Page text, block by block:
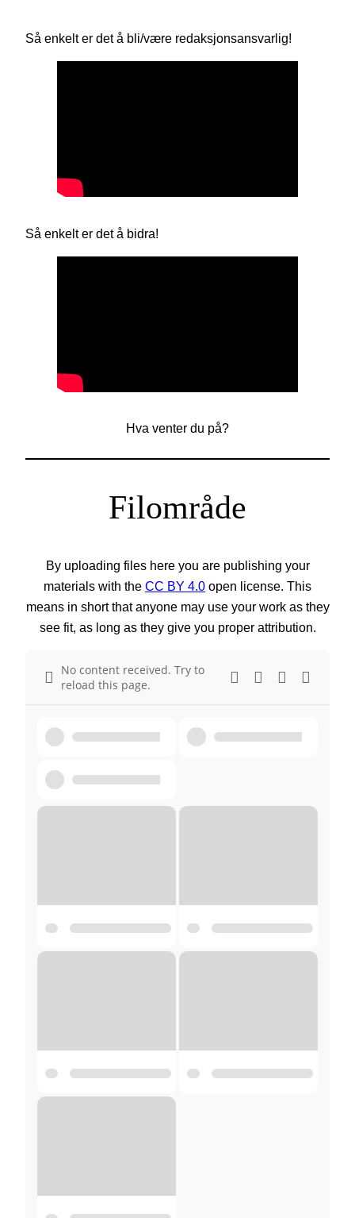
Så enkelt er det å bli/være redaksjonsansvarlig!
Så enkelt er det å bidra!
Hva venter du på?
Filområde
By uploading files here you are publishing your
materials with the CC BY 4.0 open license. This
means in short that anyone may use your work as they
see fit, as long as they give you proper attribution.
No content received. Try to
reload this page.